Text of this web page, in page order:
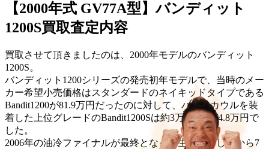
【2000年式 GV77A型】バンディット
1200S買取査定内容
買取させて頂きましたのは、2000年モデルのバンディット
1200S。
バンディット1200シリーズの発売初年モデルで、当時のメー
カー希望小売価格はスタンダードのネイキッドタイプである
Bandit1200が81.9万円だったのに対して、ハーフカウルを装
着した上位グレードのBandit1200Sは約3万円高い84.8万円で
した。
2006年の油冷ファイナルが最終となって生産終了してから7